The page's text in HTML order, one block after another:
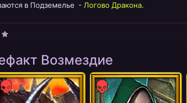
в Подземелье - Логово Дракона.
Возмездие
Сила Сила